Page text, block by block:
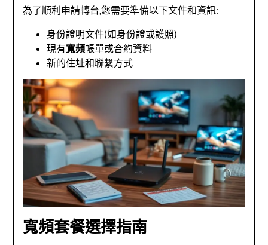
為了順利申請轉台,您需要準備以下文件和資訊:
身份證明文件(如身份證或護照)
現有寬頻帳單或合約資料
新的住址和聯繫方式
寬頻套餐選擇指南